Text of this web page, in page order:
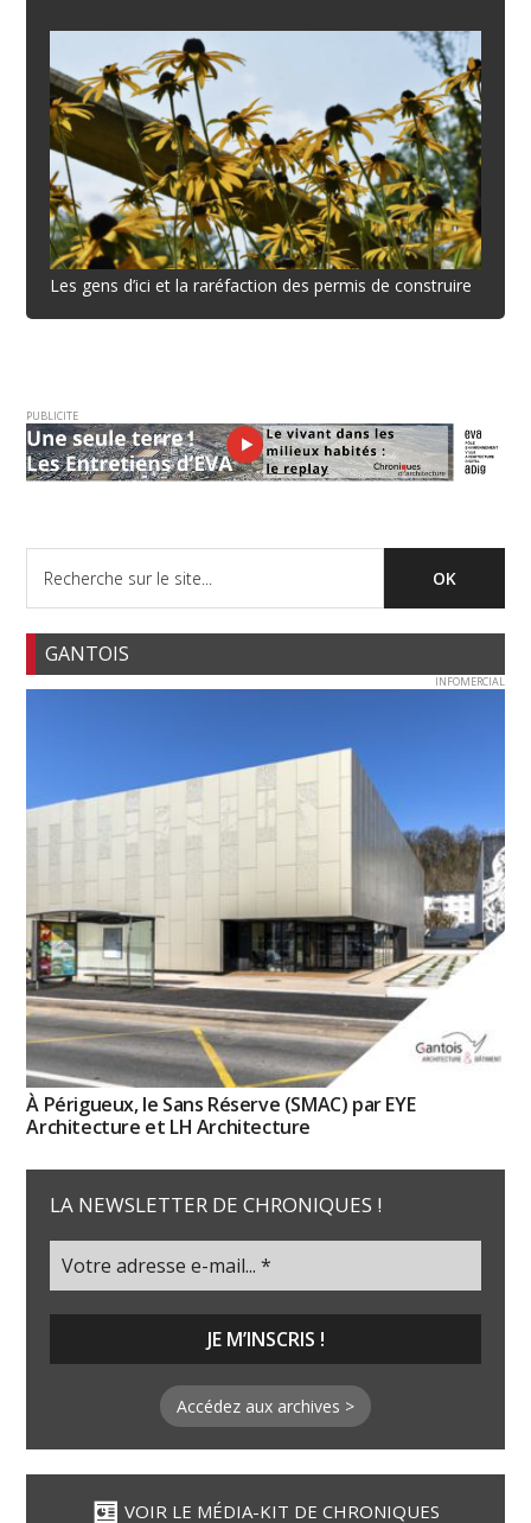
Les gens d’ici et la raréfaction des permis de construire
PUBLICITE
GANTOIS
INFOMERCIAL
À Périgueux, le Sans Réserve (SMAC) par EYE
Architecture et LH Architecture
LA NEWSLETTER DE CHRONIQUES !
Accédez aux archives >
VOIR LE MÉDIA-KIT DE CHRONIQUES